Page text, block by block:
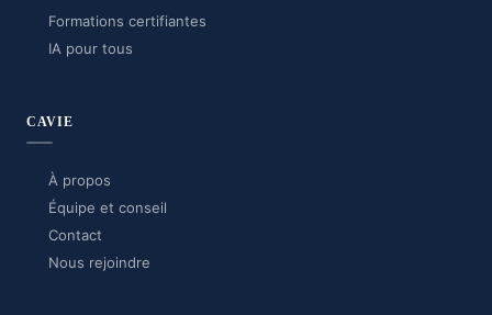
Formations certifiantes
IA pour tous
CAVIE
À propos
Équipe et conseil
Contact
Nous rejoindre